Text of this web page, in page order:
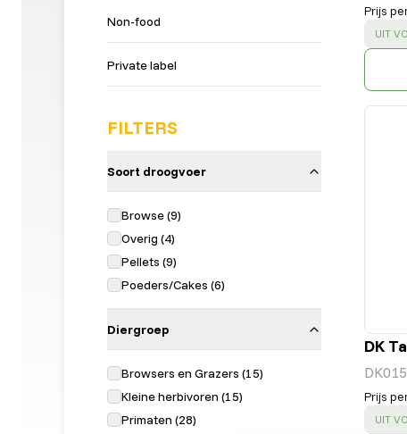
Non-food
Private label
FILTERS
Soort droogvoer
Browse(9)
Overig (4)
Pellets (9)
Poeders/Cakes (6)
Diergroep
Browsers en Grazers (15)
Kleine herbivoren (15)
Primaten (28)
Prijs
UIT
DK
DK015
Prijs
UIT